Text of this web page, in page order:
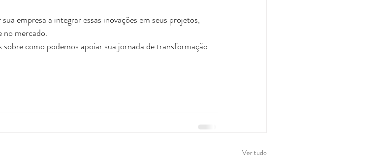
empresa a integrar essas inovações em seus projetos,
no mercado.
como podemos apoiar sua jornada de transformação
Ver tudo